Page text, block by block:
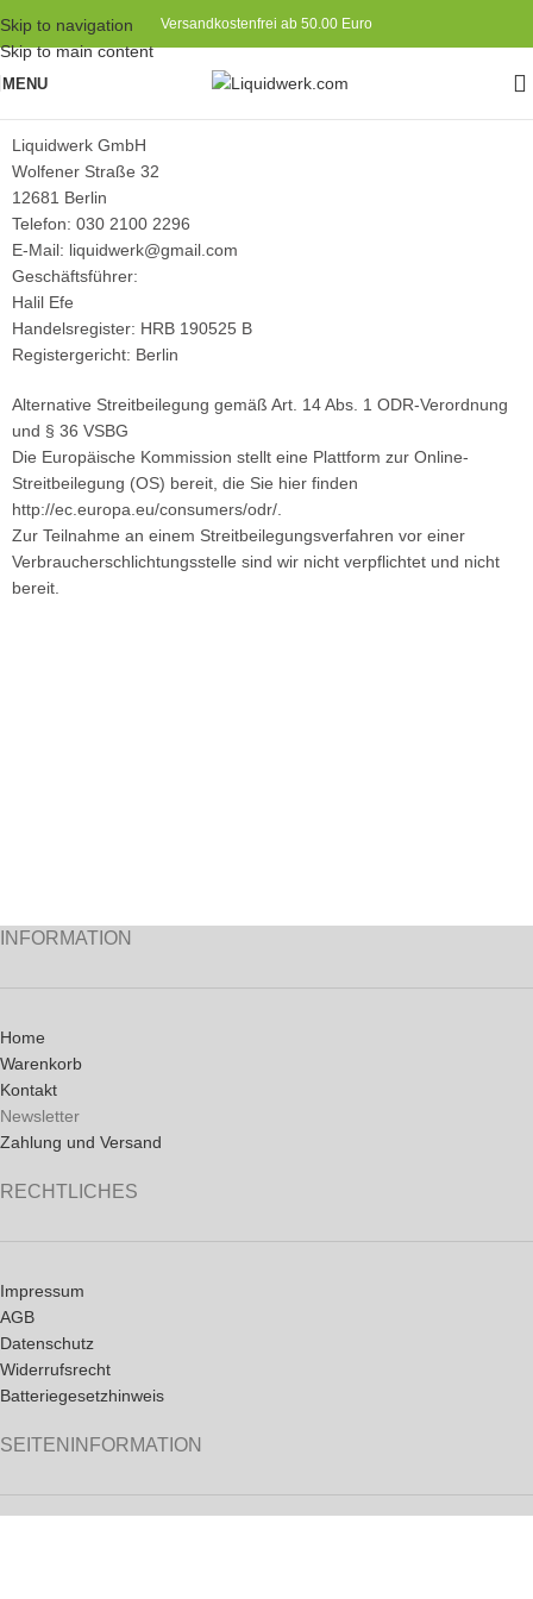
Skip to navigation
Skip to main content
Versandkostenfrei ab 50.00 Euro
MENU
Liquidwerk GmbH
Wolfener Straße 32
12681 Berlin
Telefon: 030 2100 2296
E-Mail: liquidwerk@gmail.com
Geschäftsführer:
Halil Efe
Handelsregister: HRB 190525 B
Registergericht: Berlin
Alternative Streitbeilegung gemäß Art. 14 Abs. 1 ODR-Verordnung
und § 36 VSBG
Die Europäische Kommission stellt eine Plattform zur Online-
Streitbeilegung (OS) bereit, die Sie hier finden
http://ec.europa.eu/consumers/odr/.
Zur Teilnahme an einem Streitbeilegungsverfahren vor einer
Verbraucherschlichtungsstelle sind wir nicht verpflichtet und nicht
bereit.
INFORMATION
Home
Warenkorb
Kontakt
Newsletter
Zahlung und Versand
RECHTLICHES
Impressum
AGB
Datenschutz
Widerrufsrecht
Batteriegesetzhinweis
SEITENINFORMATION